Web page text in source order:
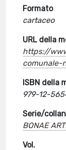
Formato
cartaceo
URL della
https://
comunale-
ISBN della
979-12-
Serie/
BONAE
Vol.